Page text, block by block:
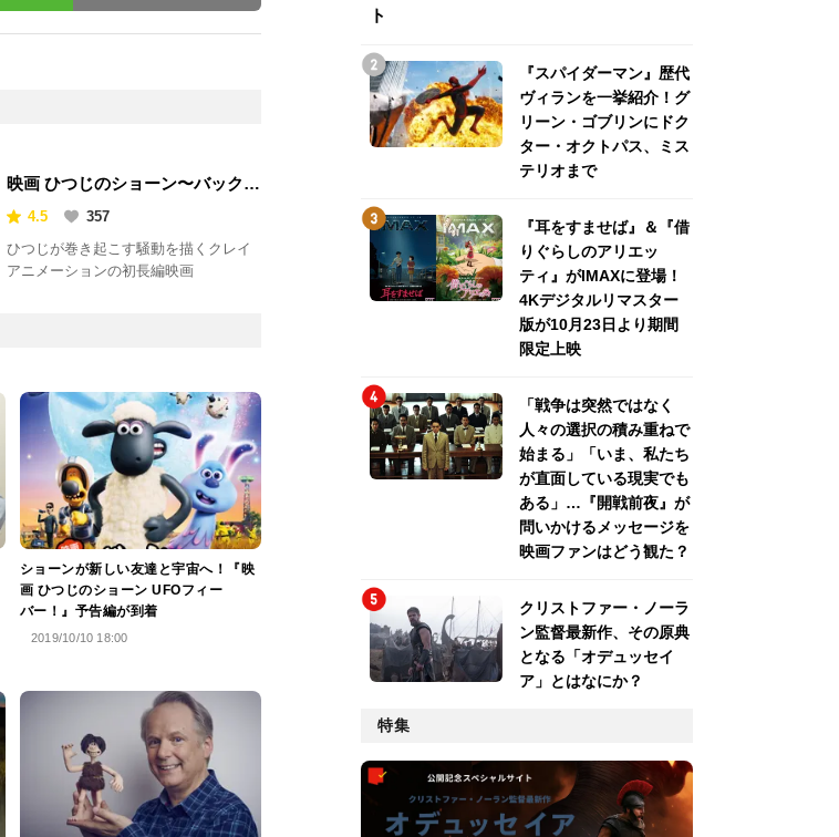
映画 ひつじのショーン〜バック・
トゥ・ザ・ホーム〜
4.5
357
ひつじが巻き起こす騒動を描くクレイ
アニメーションの初長編映画
ショーンが新しい友達と宇宙へ！『映
画 ひつじのショーン UFOフィー
バー！』予告編が到着
2019/10/10 18:00
ト
『スパイダーマン』歴代
ヴィランを一挙紹介！グ
リーン・ゴブリンにドク
ター・オクトパス、ミス
テリオまで
『耳をすませば』＆『借
りぐらしのアリエッ
ティ』がIMAXに登場！
4Kデジタルリマスター
版が10月23日より期間
限定上映
「戦争は突然ではなく
人々の選択の積み重ねで
始まる」「いま、私たち
が直面している現実でも
ある」…『開戦前夜』が
問いかけるメッセージを
映画ファンはどう観た？
クリストファー・ノーラ
ン監督最新作、その原典
となる「オデュッセイ
ア」とはなにか？
特集